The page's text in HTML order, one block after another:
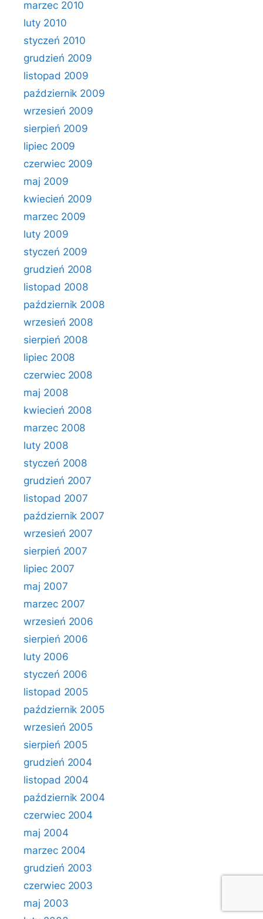
marzec 2010
luty 2010
styczeń 2010
grudzień 2009
listopad 2009
październik 2009
wrzesień 2009
sierpień 2009
lipiec 2009
czerwiec 2009
maj 2009
kwiecień 2009
marzec 2009
luty 2009
styczeń 2009
grudzień 2008
listopad 2008
październik 2008
wrzesień 2008
sierpień 2008
lipiec 2008
czerwiec 2008
maj 2008
kwiecień 2008
marzec 2008
luty 2008
styczeń 2008
grudzień 2007
listopad 2007
październik 2007
wrzesień 2007
sierpień 2007
lipiec 2007
maj 2007
marzec 2007
wrzesień 2006
sierpień 2006
luty 2006
styczeń 2006
listopad 2005
październik 2005
wrzesień 2005
sierpień 2005
grudzień 2004
listopad 2004
październik 2004
czerwiec 2004
maj 2004
marzec 2004
grudzień 2003
czerwiec 2003
maj 2003